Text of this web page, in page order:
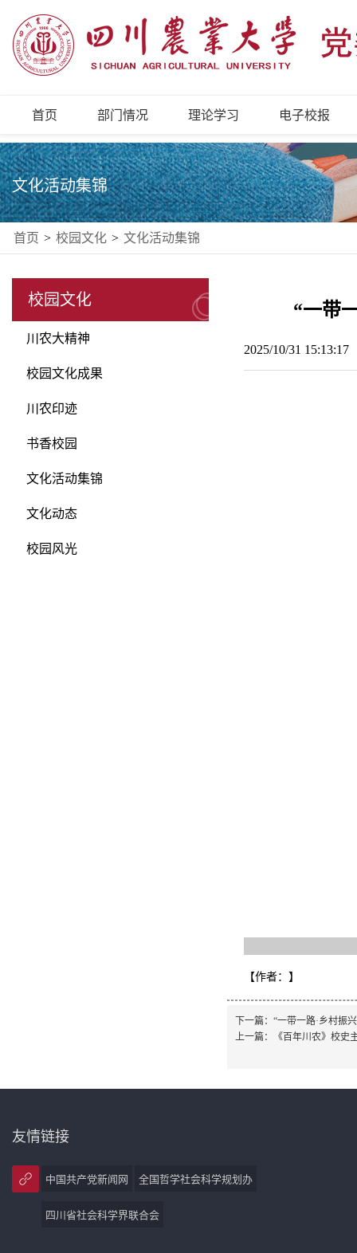
首页 部门情况 理论学习 电子校报
文化活动集锦
首页 > 校园文化 > 文化活动集锦
校园文化
川农大精神
校园文化成果
川农印迹
书香校园
文化活动集锦
文化动态
校园风光
“一带
2025/10/31
【作者： 】
下一篇： “一带一路·乡村振
上一篇：
《百年川农》校史
友情链接
中国共产党新闻网 全国哲学社会科学规划办
四川省社会科学界联合会